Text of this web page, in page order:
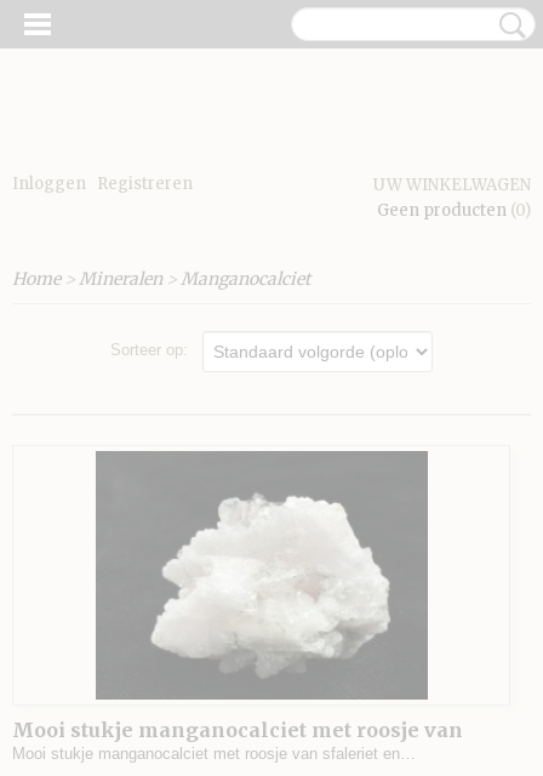
Inloggen Registreren
UW WINKELWAGEN
Geen producten (0)
Home>Mineralen >Manganocalciet
Sorteer op:
Mooi stukje manganocalciet met roosje van
sfaleriet en pyriet, Madan, Bulgarije - 44 gram -
Mooi stukje manganocalciet met roosje van sfaleriet en…